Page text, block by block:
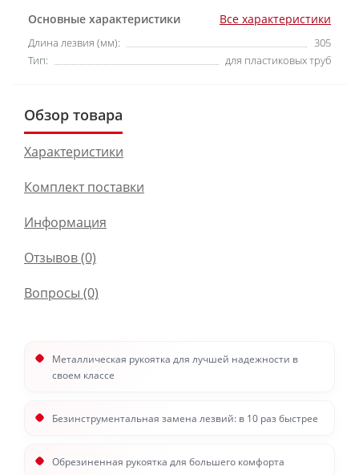
Основные характеристики Все характеристики
Длина лезвия (мм):
305
Тип:
для пластиковых труб
Обзор товара
Характеристики
Комплект поставки
Информация
Отзывов (0)
Вопросы (0)
Металлическая рукоятка для лучшей надежности в
своем классе
Безинструментальная замена лезвий: в 10 раз быстрее
Обрезиненная рукоятка для большего комфорта